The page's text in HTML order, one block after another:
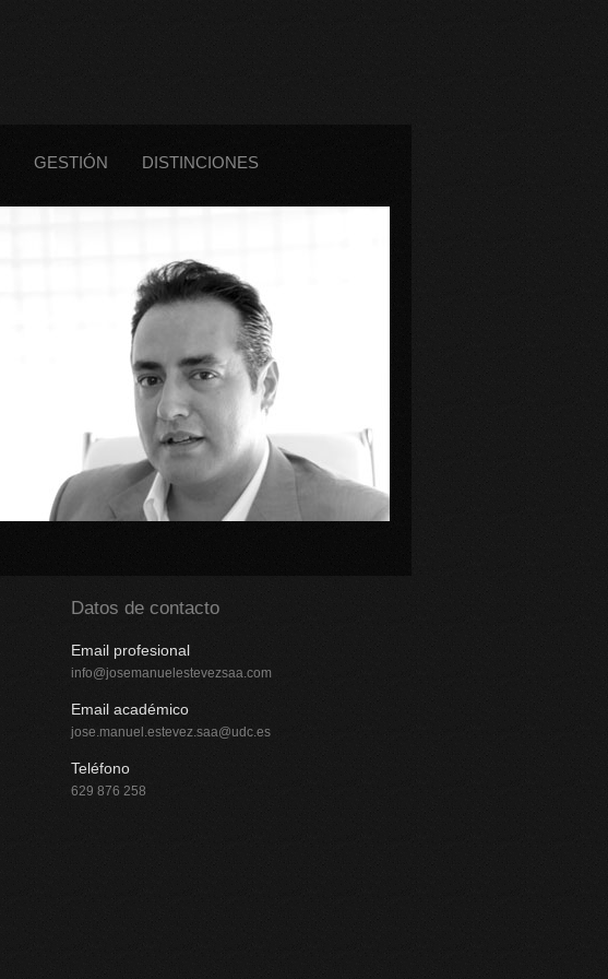
GESTIÓN
DISTINCIONES
Datos de contacto
Email profesional
info@josemanuelestevezsaa.com
Email académico
jose.manuel.estevez.saa@udc.es
Teléfono
629 876 258